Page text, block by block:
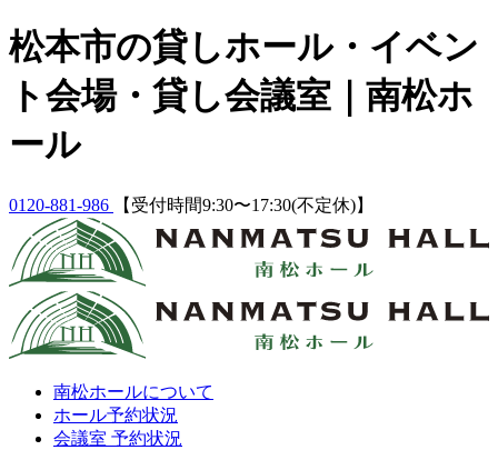
Skip
to
松本市の貸しホール・イベン
ト会場・貸し会議室｜南松ホ
ール
0120-881-986 【受付時間9:30〜17:30(不定休)】
南松ホールについて
ホール予約状況
会議室 予約状況